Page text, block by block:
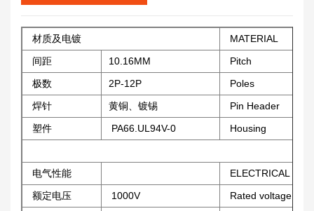
材质及电镀
MATERIAL
间距
10.16MM
Pitch
极数
2P-12P
Poles
焊针
黄铜、镀锡
Pin Header
塑件
PA66.UL94V-0 Housing
电气性能
ELECTRICAL
额定电压
1000V
Rated voltage